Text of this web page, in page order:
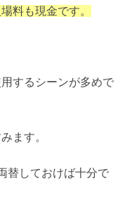
料も現金です。
用するシーンが多めで
ます。
替しておけば十分で